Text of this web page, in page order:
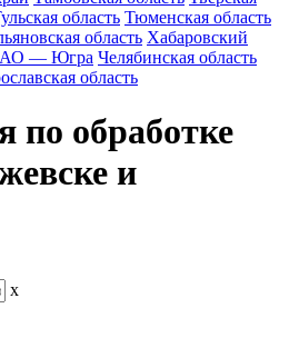
область Тюменская область
область Хабаровский
АО — Югра Челябинская область
область
по обработке
и
x